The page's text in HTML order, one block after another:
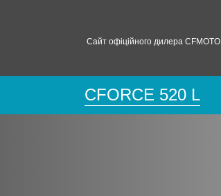
Сайт офіційного дилера CFMOTO
CFORCE 520 L